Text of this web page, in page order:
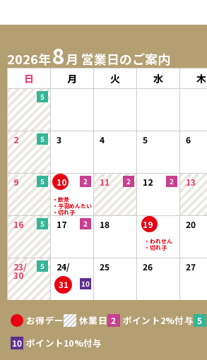
2026年8月 営業日のご案内
日 月 火 水 木
2 3 4 5 6
9 10 11 12 13
16 17 18 19 20
23/
30
24/
31
25 26 27
お得デー 休業日 ポイント2%付与
ポイント10%付与